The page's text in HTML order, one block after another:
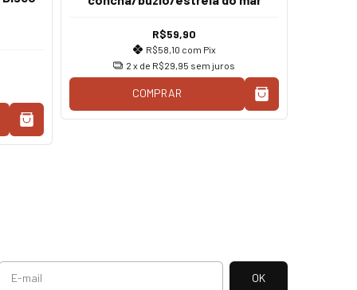
R$59,90
R$58,10 com Pix
2 x de R$29,95 sem juros
COMPRAR